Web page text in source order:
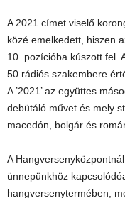
A 2021 címet viselő
közé emelkedett, hiszen
10. pozícióba kúszott fel.
50 rádiós szakembere
A ’2021’ az együttes
debütáló művet és mely
macedón, bolgár és
A
ünnepünkhöz
hangversenytermében,